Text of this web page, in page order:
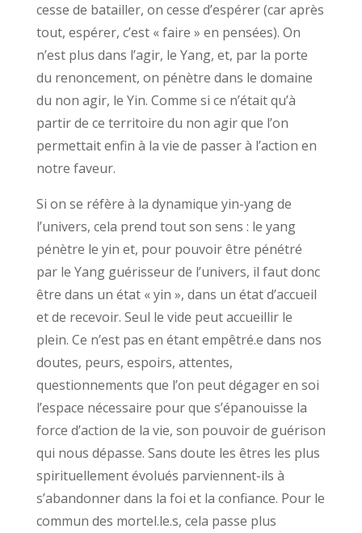
cesse de batailler, on cesse d’espérer (car après
tout, espérer, c’est « faire » en pensées). On
n’est plus dans l’agir, le Yang, et, par la porte
du renoncement, on pénètre dans le domaine
du non agir, le Yin. Comme si ce n’était qu’à
partir de ce territoire du non agir que l’on
permettait enfin à la vie de passer à l’action en
notre faveur.
Si on se réfère à la dynamique yin-yang de
l’univers, cela prend tout son sens : le yang
pénètre le yin et, pour pouvoir être pénétré
par le Yang guérisseur de l’univers, il faut donc
être dans un état « yin », dans un état d’accueil
et de recevoir. Seul le vide peut accueillir le
plein. Ce n’est pas en étant empêtré.e dans nos
doutes, peurs, espoirs, attentes,
questionnements que l’on peut dégager en soi
l’espace nécessaire pour que s’épanouisse la
force d’action de la vie, son pouvoir de guérison
qui nous dépasse. Sans doute les êtres les plus
spirituellement évolués parviennent-ils à
s’abandonner dans la foi et la confiance. Pour le
commun des mortel.le.s, cela passe plus